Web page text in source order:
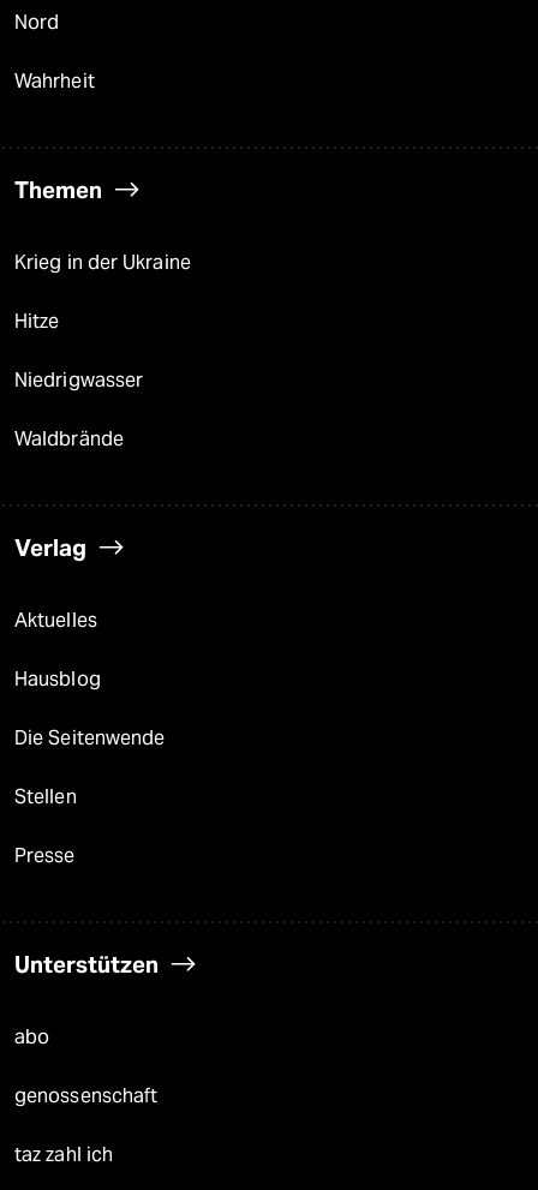
Nord
Wahrheit
Themen
Krieg in der Ukraine
Hitze
Niedrigwasser
Waldbrände
Verlag
Aktuelles
Hausblog
Die Seitenwende
Stellen
Presse
Unterstützen
abo
genossenschaft
taz zahl ich